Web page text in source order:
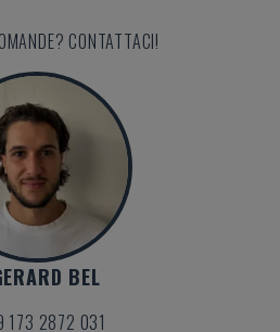
CONTATTACI!
BEL
173 2872 031